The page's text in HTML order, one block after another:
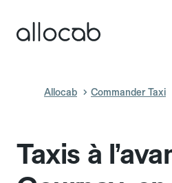
Allocab Commander Taxi
Taxis à